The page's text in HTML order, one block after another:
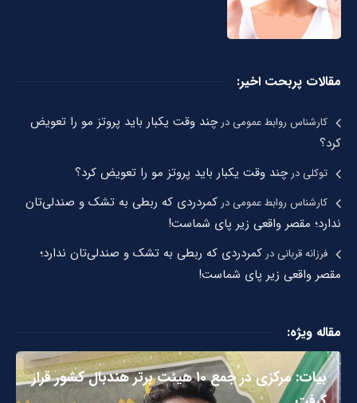
مقالات پربحت اخیر:
کارشناس روابط عمومیدرچند وقت یکبار باید پروتز مو را تعویض
کرد؟
توکلیدرچند وقت یکبار باید پروتز مو را تعویض کرد؟
کارشناس روابط عمومیدرکمردردی که ربطی به تشک و صندلی‌تان
ندارد؛ مقصر واقعی زیر پای شماست!
فرزانه قربانیدرکمردردی که ربطی به تشک و صندلی‌تان ندارد؛
مقصر واقعی زیر پای شماست!
مقاله ویژه:
بیات: مرکزی در جمع ۱۰ هیئت برتر هندبال کشور قرار